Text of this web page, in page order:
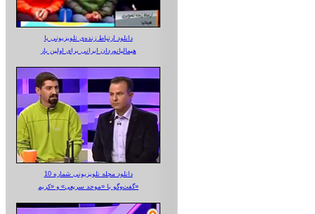
دانلود ارتباط زنده‌ی تلویزیونی‌ با
هیمالیانوردان ایرانی برای اولین بار
دانلود مجله تلویزیونی شماره 10
گفت‌وگو با «موحد سریعی» و «کریم»